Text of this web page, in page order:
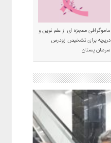
ماموگرافی معجزه ای از علم نوین و
دریچه برای تشخیص زودرس
سرطان پستان